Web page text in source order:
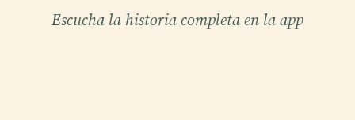
Escucha la historia completa en la app